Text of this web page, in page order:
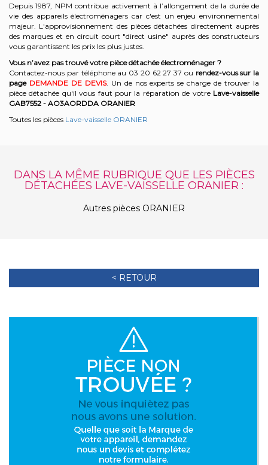
Depuis 1987, NPM contribue activement à l’allongement de la durée de
vie des appareils électroménagers car c'est un enjeu environnemental
majeur. L'approvisionnement des pièces détachées directement auprès
des marques et en circuit court "direct usine" auprès des constructeurs
vous garantissent les prix les plus justes.
Vous n’avez pas trouvé votre pièce détachée électroménager ?
Contactez-nous par téléphone au 03 20 62 27 37 ou rendez-vous sur la
page DEMANDE DE DEVIS. Un de nos experts se charge de trouver la
pièce détachée qu'il vous faut pour la réparation de votre Lave-vaisselle
GAB7552 - AO3AORDDA ORANIER
Toutes les pièces Lave-vaisselle ORANIER
DANS LA MÊME RUBRIQUE QUE LES PIÈCES
DÉTACHÉES LAVE-VAISSELLE ORANIER :
Autres pièces ORANIER
< RETOUR